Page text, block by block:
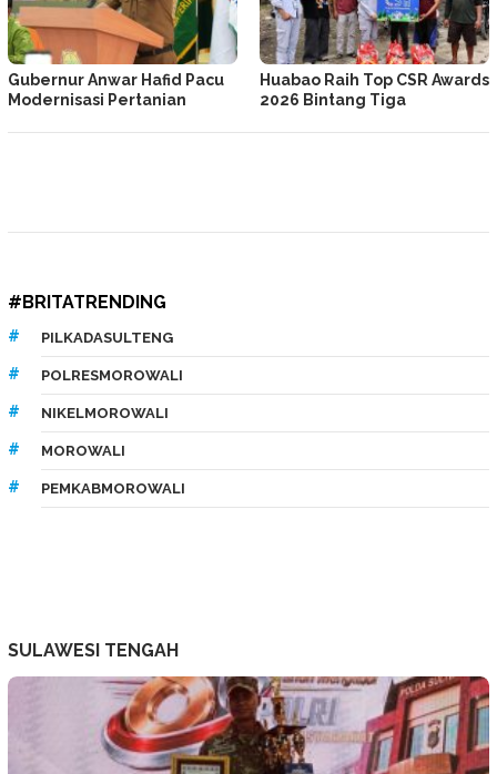
Gubernur Anwar Hafid Pacu
Modernisasi Pertanian
Huabao Raih Top CSR Awards
2026 Bintang Tiga
#BRITATRENDING
PILKADASULTENG
POLRESMOROWALI
NIKELMOROWALI
MOROWALI
PEMKABMOROWALI
SULAWESI TENGAH